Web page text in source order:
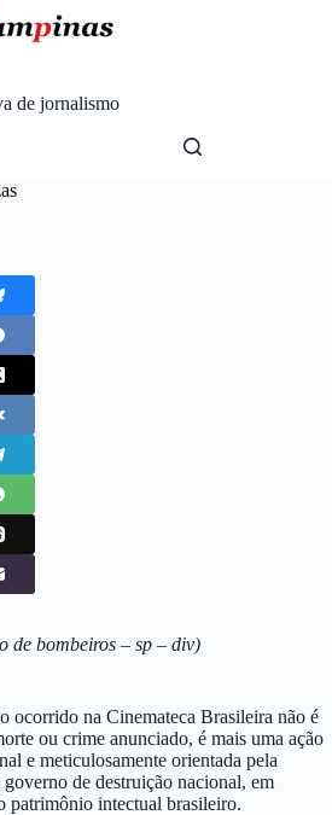
de jornalismo
de bombeiros – sp – div)
ocorrido na Cinemateca Brasileira não é
ou crime anunciado, é mais uma ação
e meticulosamente orientada pela
de destruição nacional, em
patrimônio intectual brasileiro.